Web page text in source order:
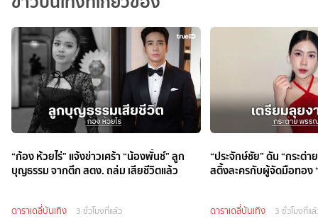
“ก้อง ห้วยไร่” แจ้งข่าวเศร้า “น้องพั้นช์” ลูก
บุญธรรม จากตึก สตง. ถล่ม เสียชีวิตแล้ว
ดาราเดลี่บันเทิง 3 ชั่วโมงที่แล้ว
“ประจักษ์ชัย” ดัน “กระต่
สติ้งละครกับผู้จัดมือทอง
ดาราเดลี่บันเทิง 3 ชั่วโมงที่แ